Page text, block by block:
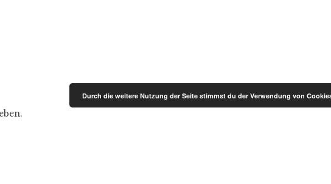
Durch die weitere Nutzung der Seite stimmst du der Verwendung von